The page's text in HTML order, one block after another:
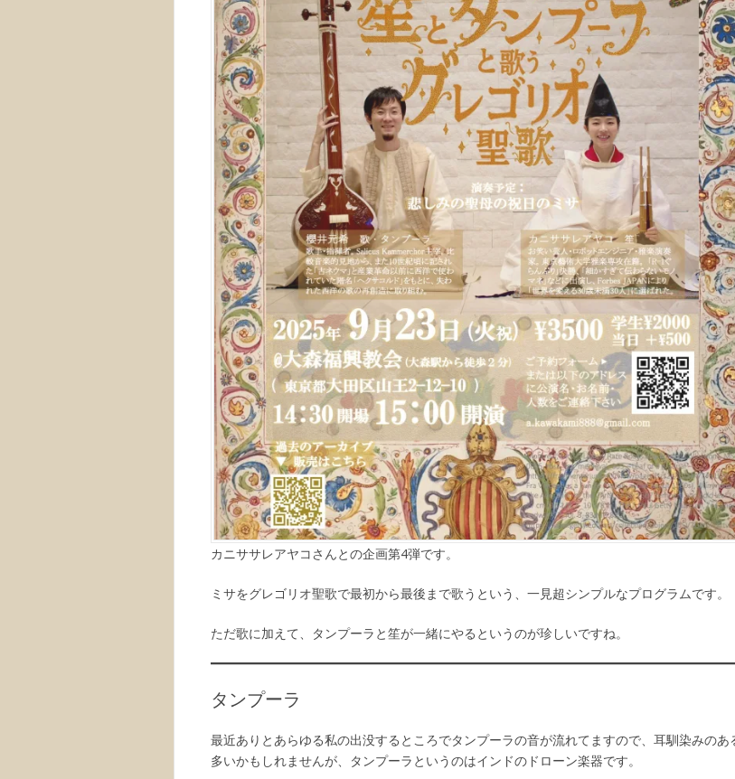
カニササレアヤコさんとの企画第4弾です。
ミサをグレゴリオ聖歌で最初から最後まで歌うという、一見超シンプルなプログラムです。
ただ歌に加えて、タンプーラと笙が一緒にやるというのが珍しいですね。
タンプーラ
最近ありとあらゆる私の出没するところでタンプーラの音が流れてますので、耳馴染みのあ
多いかもしれませんが、タンプーラというのはインドのドローン楽器です。